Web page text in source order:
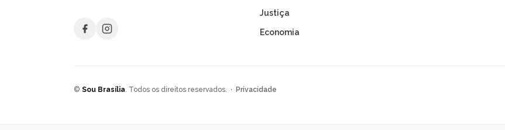
Justiça
Economia
© Sou Brasília. Todos os direitos reservados. · Privacidade